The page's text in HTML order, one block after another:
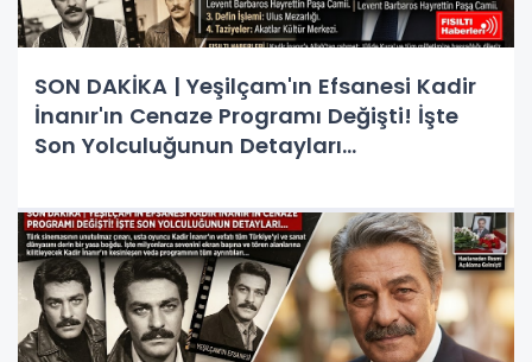
SON DAKİKA | Yeşilçam'ın Efsanesi Kadir
İnanır'ın Cenaze Programı Değişti! İşte
Son Yolculuğunun Detayları...